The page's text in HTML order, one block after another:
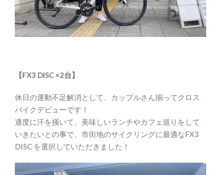
【FX3 DISC ×2台】
休日の運動不足解消として、カップルさん揃ってクロス
バイクデビューです！
適度に汗を掻いて、美味しいランチやカフェ巡りをして
いきたいとの事で、市街地のサイクリングに最適なFX3
DISC を選択していただきました！